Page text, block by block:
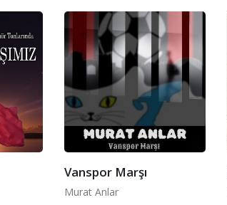
Vanspor Marşı
Murat Anlar